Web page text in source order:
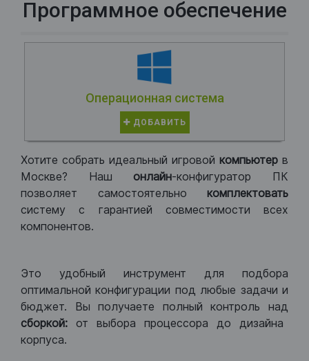
Программное обеспечение
Операционная система
ДОБАВИТЬ
Хотите собрать идеальный игровой компьютер в
Москве? Нашонлайн-конфигуратор ПК
позволяет самостоятельно комплектовать
систему с гарантией совместимости всех
компонентов.
Это удобный инструмент для подбора
оптимальной конфигурации под любые задачи и
бюджет. Вы получаете полный контроль над
сборкой: от выбора процессора до дизайна
корпуса.